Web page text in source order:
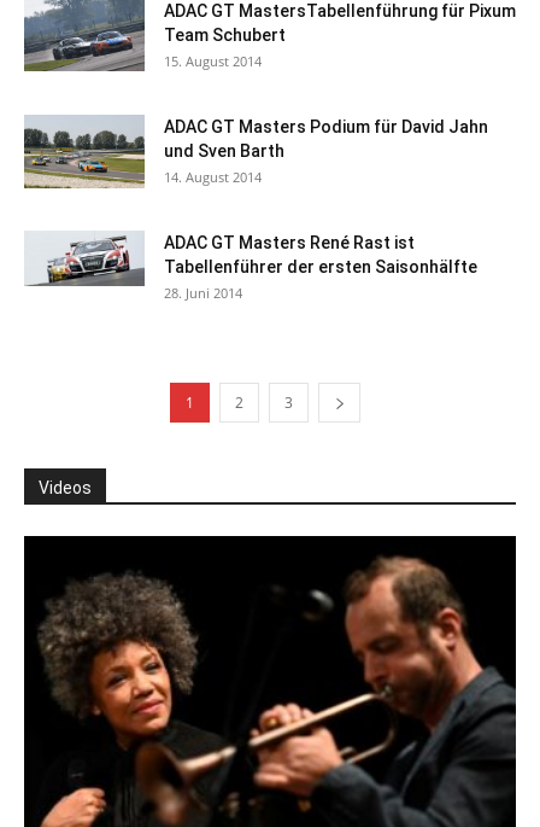
ADAC GT MastersTabellenführung für Pixum
Team Schubert
15. August 2014
ADAC GT Masters Podium für David Jahn
und Sven Barth
14. August 2014
ADAC GT Masters René Rast ist
Tabellenführer der ersten Saisonhälfte
28. Juni 2014
1 2 3
Videos